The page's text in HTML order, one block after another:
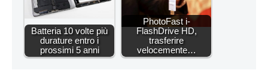
Batteria 10 volte più
durature entro i
prossimi 5 anni
PhotoFast i-
FlashDrive HD,
trasferire
velocemente…